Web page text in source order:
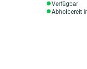
Verfügbar
Abholbereit